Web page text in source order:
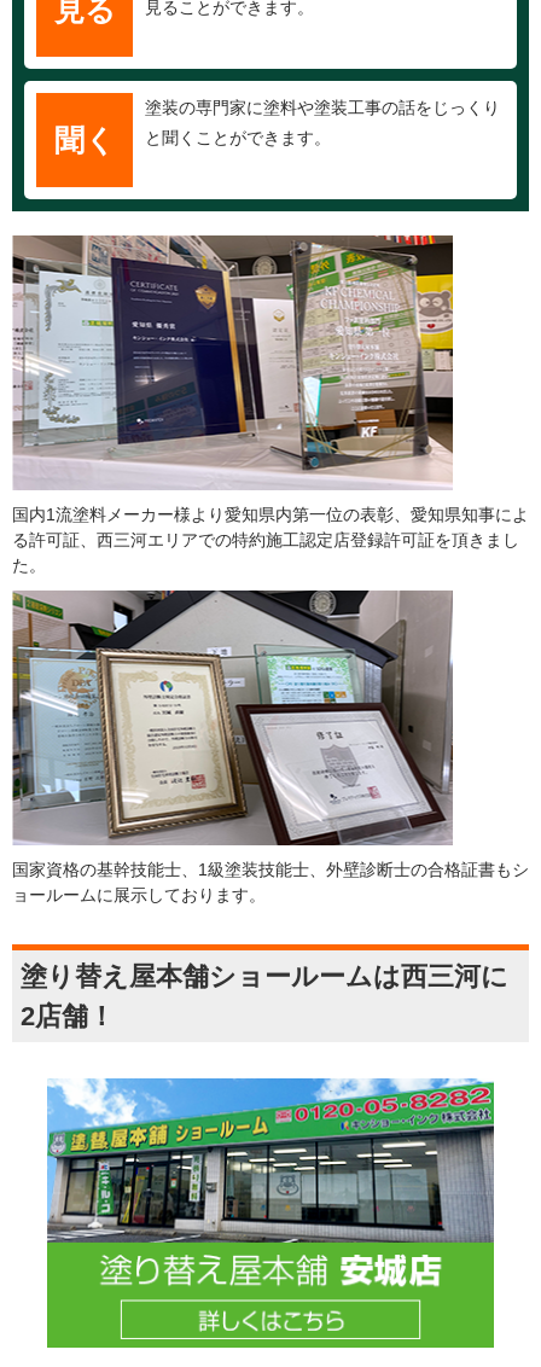
見る 見ることができます。
聞く
塗装の専門家に塗料や塗装工事の話をじっくり
と聞くことができます。
国内1流塗料メーカー様より愛知県内第一位の表彰、愛知県知事によ
る許可証、西三河エリアでの特約施工認定店登録許可証を頂きまし
た。
国家資格の基幹技能士、1級塗装技能士、外壁診断士の合格証書もシ
ョールームに展示しております。
塗り替え屋本舗ショールームは西三河に
2店舗！